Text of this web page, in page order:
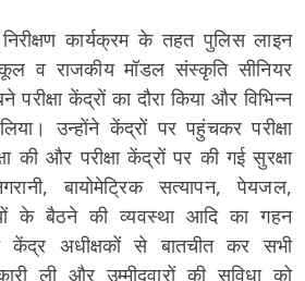
निरीक्षण कार्यक्रम के तहत पुलिस लाइन
व राजकीय मॉडल संस्कृति सीनियर
केंद्रों का दौरा किया और विभिन्न
उन्होंने केंद्रों पर पहुंचकर परीक्षा
की और परीक्षा केंद्रों पर की गई सुरक्षा
बायोमेट्रिक सत्यापन, पेयजल,
के बैठने की व्यवस्था आदि का गहन
केंद्र अधीक्षकों से बातचीत कर सभी
ली और उम्मीदवारों की सुविधा को